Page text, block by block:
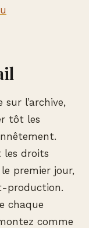
sur l’archive,
tôt les
les droits
premier jour,
production.
chaque
comme